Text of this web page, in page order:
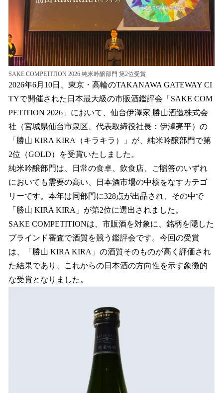
SAKE COMPETITION 2026 純米吟醸部門 第2位受賞
2026年6月10日、東京・高輪のTAKANAWA GATEWAY CI
TYで開催された日本最大級の市販酒鑑評会「SAKE COM
PETITION 2026」において、仙台伊澤家 勝山酒造株式会
社（宮城県仙台市泉区、代表取締役社長：伊澤亮平）の
「勝山 KIRA KIRA（キラキラ）」が、純米吟醸部門で第
2位（GOLD）を受賞いたしました。
純米吟醸部門は、日常の食卓、飲食店、ご贈答のいずれ
においても需要の高い、日本酒市場の中核をなすカテゴ
リーです。本年は同部門に328点が出品され、その中で
「勝山 KIRA KIRA」が第2位に選出されました。
SAKE COMPETITIONは、市販酒を対象に、銘柄を隠した
ブラインド審査で酒質を競う鑑評会です。今回の受賞
は、「勝山 KIRA KIRA」の酒質そのものが高く評価され
た結果であり、これからの日本酒の方向性を示す象徴的
な受賞となりました。